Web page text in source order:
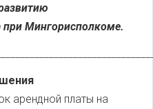
при Мингорисполкоме.
арендной платы на